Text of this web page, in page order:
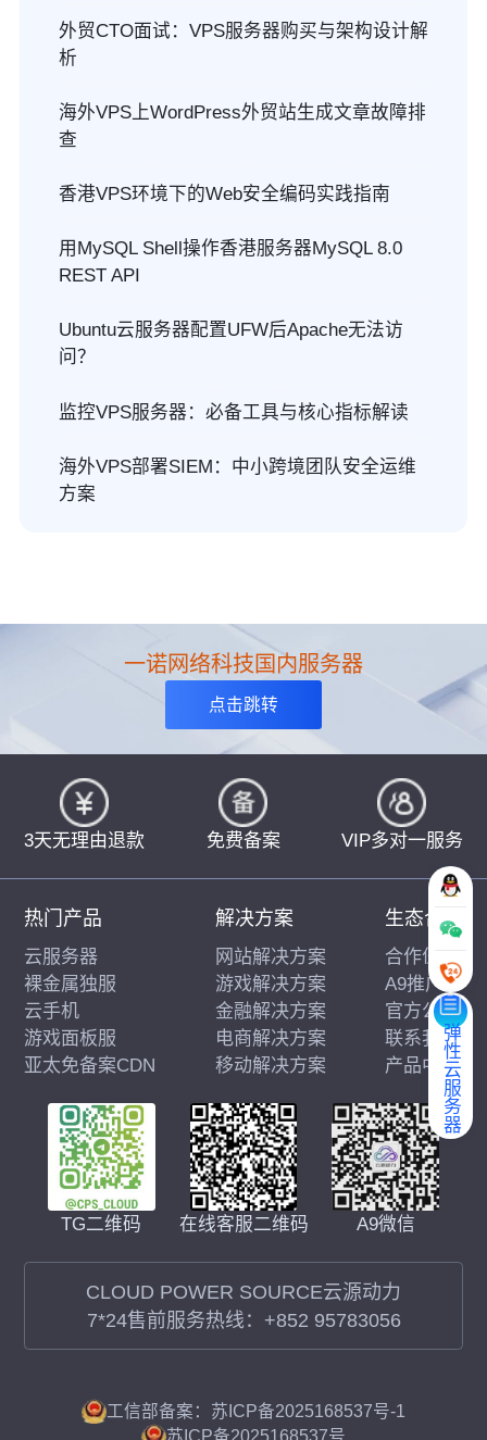
外贸CTO面试：VPS服务器购买与架构设计解
析
海外VPS上WordPress外贸站生成文章故障排
查
香港VPS环境下的Web安全编码实践指南
用MySQL Shell操作香港服务器MySQL 8.0
REST API
Ubuntu云服务器配置UFW后Apache无法访
问？
监控VPS服务器：必备工具与核心指标解读
海外VPS部署SIEM：中小跨境团队安全运维
方案
弹性云服务器
一诺网络科技国内服务器
点击跳转
3天无理由退款 免费备案 VIP多对一服务
TG二维码 在线客服二维码 A9微信
CLOUD POWER SOURCE云源动力
7*24售前服务热线： +852 95783056
热门产品
云服务器
裸金属独服
云手机
游戏面板服
亚太免备案CDN
解决方案
网站解决方案
游戏解决方案
金融解决方案
电商解决方案
移动解决方案
生态合作
合作伙伴
A9推广
官方公告
联系我们
产品中心
工信部备案：苏ICP备2025168537号-1
苏ICP备2025168537号